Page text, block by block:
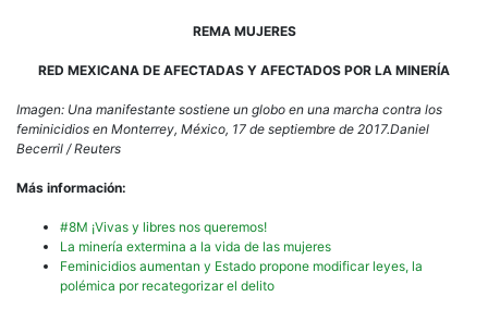
REMA MUJERES
RED MEXICANA DE AFECTADAS Y AFECTADOS POR LA MINERÍA
Imagen: Una manifestante sostiene un globo en una marcha contra los
feminicidios en Monterrey, México, 17 de septiembre de 2017.Daniel
Becerril / Reuters
Más información:
#8M ¡Vivas y libres nos queremos!
La minería extermina a la vida de las mujeres
Feminicidios aumentan y Estado propone modificar leyes, la
polémica por recategorizar el delito